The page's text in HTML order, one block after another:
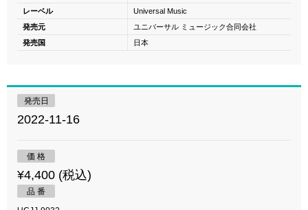
レーベル
Universal Music
発売元
ユニバーサル ミュージック合同会社
発売国
日本
発売日
2022-11-16
価 格
¥4,400 (税込)
品 番